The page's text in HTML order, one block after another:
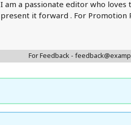
I am a passionate editor who loves
present it forward . For Promotion
For Feedback -